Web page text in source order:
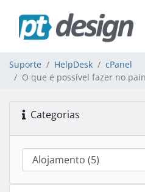
Suporte HelpDesk
cPanel
O que é possível fazer no
Categorias